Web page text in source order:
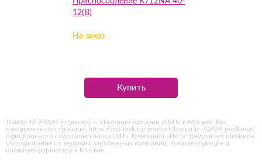
12(B)
На заказ
Купить
Лампа JZ-70824 (подкова) — Интернет-магазин «ТМТ» в Москве. Вы
находитесь на странице: https://tmt-msk.ru/product/lampa-jz-70824-podkova/
официального сайта компании «ТМТ». Компания «ТМТ» предлагает швейное
оборудование от ведущих зарубежных компаний, комплектующие и
швейную фурнитуру в Москве.